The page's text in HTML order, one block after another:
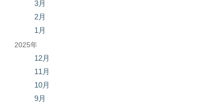
3月
2月
1月
2025年
12月
11月
10月
9月